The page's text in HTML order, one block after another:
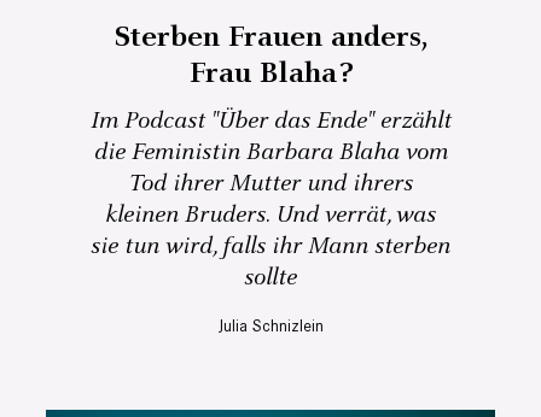
Sterben Frauen anders,
Frau Blaha?
Im Podcast "Über das Ende" erzählt
die Feministin Barbara Blaha vom
Tod ihrer Mutter und ihrers
kleinen Bruders. Und verrät, was
sie tun wird, falls ihr Mann sterben
sollte
Julia Schnizlein